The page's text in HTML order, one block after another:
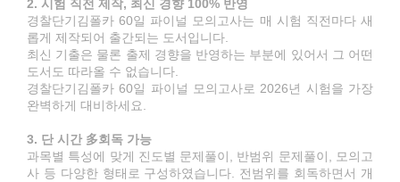
2. 시험 직전 제작, 최신 경향 100% 반영
경찰단기김폴카 60일 파이널 모의고사는 매 시험 직전마다 새
롭게 제작되어 출간되는 도서입니다.
최신 기출은 물론 출제 경향을 반영하는 부분에 있어서 그 어떤
도서도 따라올 수 없습니다.
경찰단기김폴카 60일 파이널 모의고사로 2026년 시험을 가장
완벽하게 대비하세요.
3. 단 시간 多회독 가능
과목별 특성에 맞게 진도별 문제풀이, 반범위 문제풀이, 모의고
사 등 다양한 형태로 구성하였습니다. 전범위를 회독하면서 개